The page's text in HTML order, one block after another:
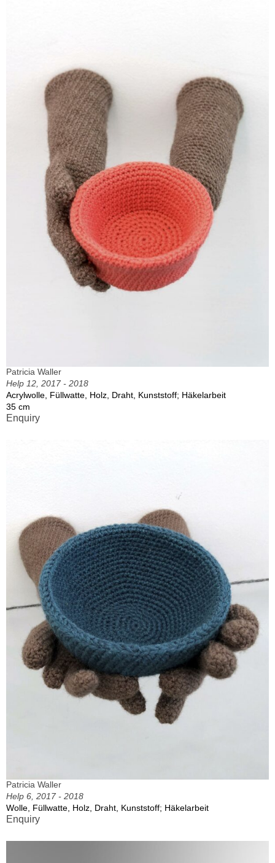
Patricia Waller
Help 12, 2017 - 2018
Acrylwolle, Füllwatte, Holz, Draht, Kunststoff; Häkelarbeit
35 cm
Enquiry
Patricia Waller
Help 6, 2017 - 2018
Wolle, Füllwatte, Holz, Draht, Kunststoff; Häkelarbeit
Enquiry